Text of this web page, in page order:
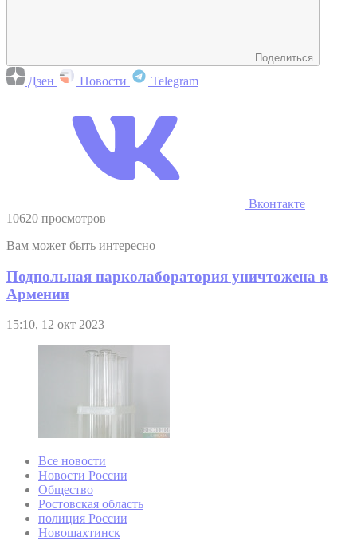
Поделиться
Дзен Новости Telegram
Вконтакте
10620 просмотров
Вам может быть интересно
Подпольная нарколаборатория уничтожена в
Армении
15:10, 12 окт 2023
Все новости
Новости России
Общество
Ростовская область
полиция России
Новошахтинск